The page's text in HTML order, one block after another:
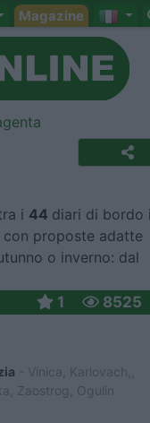
Magazine
i 44 diari di bordo
con proposte adatte
o inverno: dal
1
8525
- Vinica, Karlovach,,
Zaostrog, Ogulin